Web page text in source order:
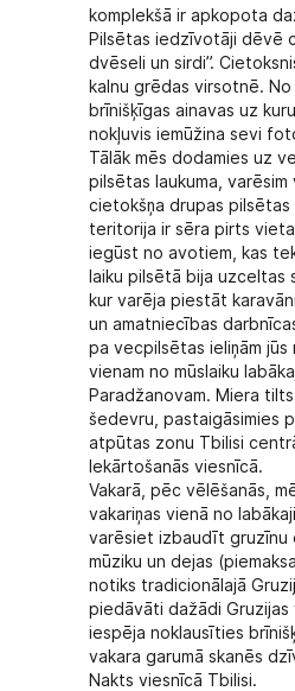
komplekšā ir apkopota
Pilsētas iedzīvotāji dēvē
dvēseli un sirdi”.
kalnu grēdas virsotnē.
brīnišķīgas ainavas uz
nokļuvis iemūžina sevi
Tālāk mēs dodamies uz
pilsētas laukuma,
cietokšņa drupas pilsētas
teritorija ir sēra pirts
iegūst no avotiem, kas
laiku pilsētā bija uzceltas
kur varēja piestāt
un amatniecības
pa vecpilsētas ieliņām
vienam no mūslaiku
Paradžanovam. Miera
šedevru, pastaigāsimies
atpūtas zonu Tbilisi
Iekārtošanās viesnīcā.
Vakarā, pēc vēlēšanās,
vakariņas vienā no
varēsiet izbaudīt gruzīnu
mūziku un dejas
notiks tradicionālajā
piedāvāti dažādi
iespēja noklausīties
vakara garumā skanēs
Nakts viesnīcā Tbilisi.